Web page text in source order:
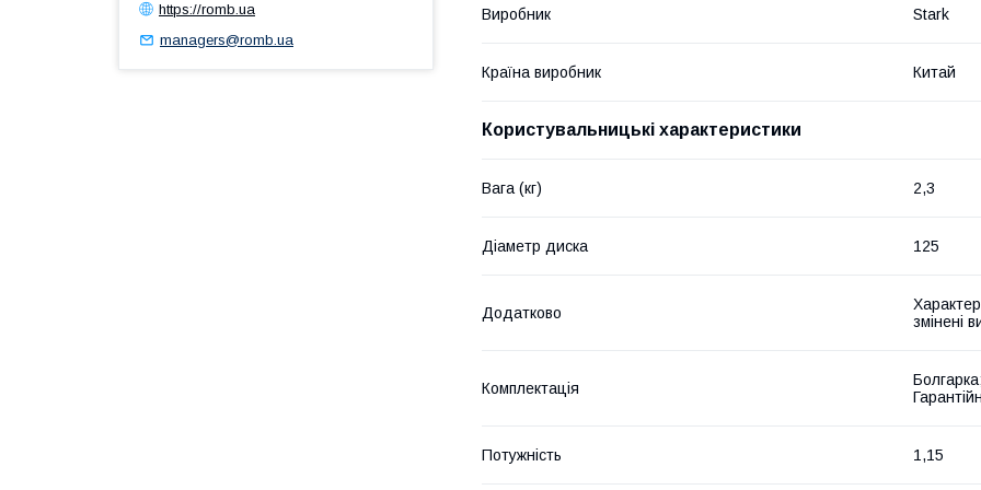
Виробник Stark
Країна виробник Китай
Користувальницькі характеристики
Вага (кг) 2,3
Діаметр диска 125
Додатково
змінені
Комплектація
Потужність 1,15
https://romb.ua
managers@romb.ua